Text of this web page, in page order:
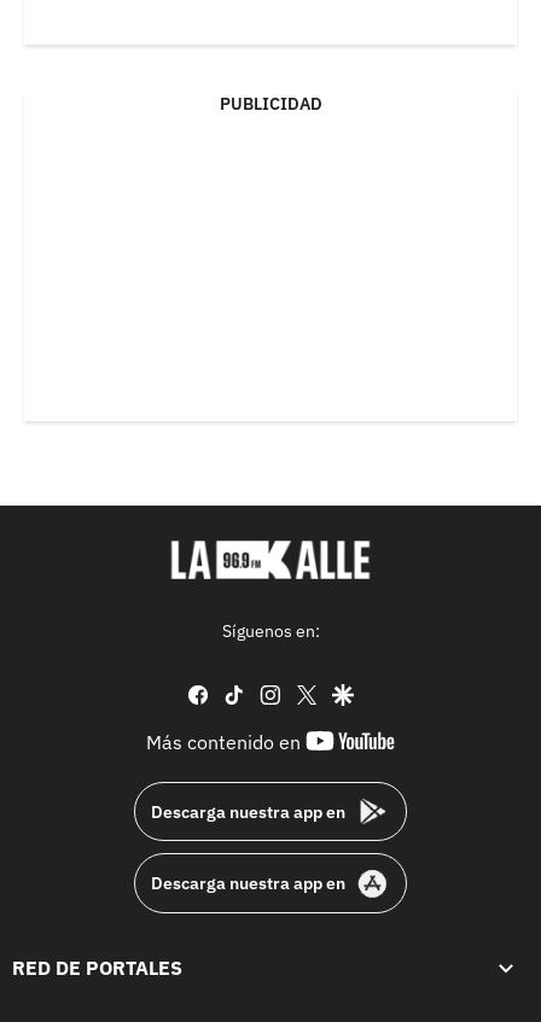
PUBLICIDAD
Síguenos en:
facebook
tiktok instagram
twittergoogle
Más contenido en
youtube-
Descarga nuestra app en
Descarga nuestra app en
RED DE PORTALES